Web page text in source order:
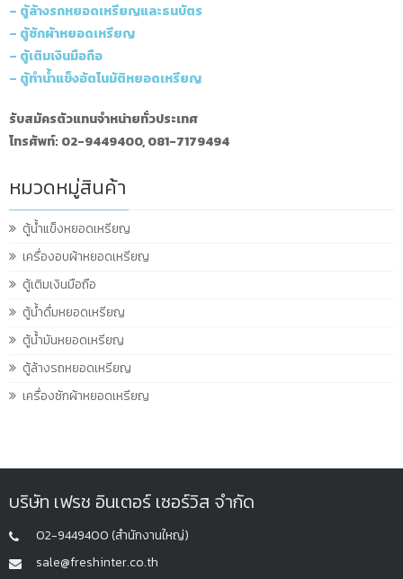
– ตู้ล้างรถหยอดเหรียญและธนบัตร
– ตู้ซักผ้าหยอดเหรียญ
– ตู้เติมเงินมือถือ
– ตู้ทำน้ำแข็งอัตโนมัติหยอดเหรียญ
รับสมัครตัวแทนจำหน่ายทั่วประเทศ
โทรศัพท์: 02-9449400, 081-7179494
หมวดหมู่สินค้า
ตู้น้ำแข็งหยอดเหรียญ
เครื่องอบผ้าหยอดเหรียญ
ตู้เติมเงินมือถือ
ตู้น้ำดื่มหยอดเหรียญ
ตู้น้ำมันหยอดเหรียญ
ตู้ล้างรถหยอดเหรียญ
เครื่องซักผ้าหยอดเหรียญ
บริษัท เฟรช อินเตอร์ เซอร์วิส จำกัด
02-9449400 (สำนักงานใหญ่)
sale@freshinter.co.th